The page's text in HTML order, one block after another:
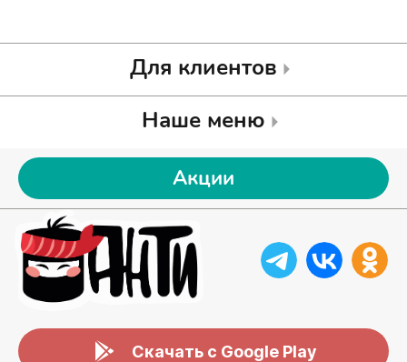
Для клиентов
Наше меню
Акции
Скачать с Google Play